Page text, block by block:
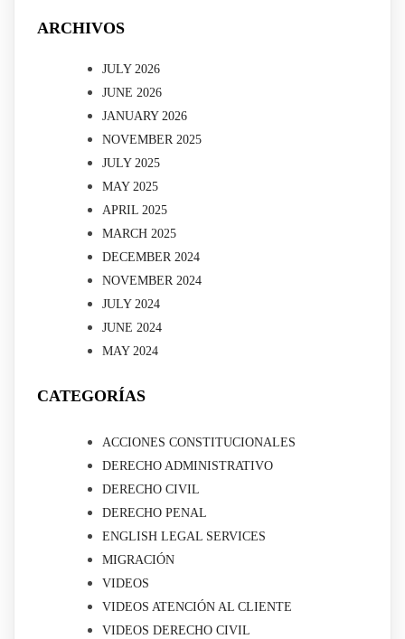
ARCHIVOS
JULY 2026
JUNE 2026
JANUARY 2026
NOVEMBER 2025
JULY 2025
MAY 2025
APRIL 2025
MARCH 2025
DECEMBER 2024
NOVEMBER 2024
JULY 2024
JUNE 2024
MAY 2024
CATEGORÍAS
ACCIONES CONSTITUCIONALES
DERECHO ADMINISTRATIVO
DERECHO CIVIL
DERECHO PENAL
ENGLISH LEGAL SERVICES
MIGRACIÓN
VIDEOS
VIDEOS ATENCIÓN AL CLIENTE
VIDEOS DERECHO CIVIL